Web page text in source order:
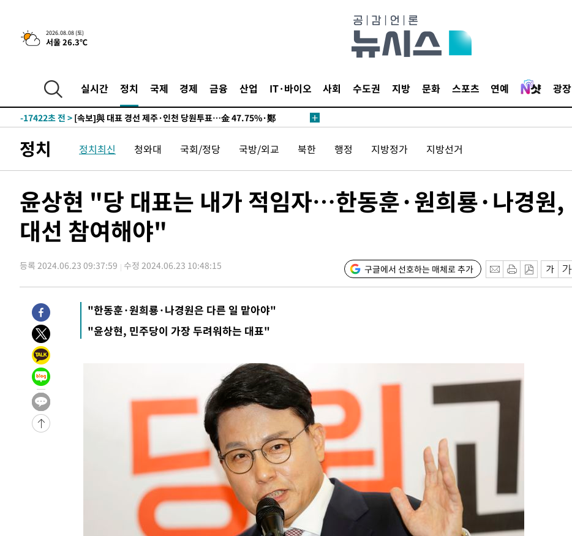
2026.08.08 (토)
서울 26.3℃
실시간 정치 국제 경제 금융 산업 IT·바이오 사회 수도권 지방 문화 스포츠 연예 광장
9시간 전 >[속보]뉴욕증시 상승 마감…S&P 0.6% 나스닥 1.3%↑
-18187초 전 >
[속보]與최고위원 제주·인천 순회경선…박선원·최민희·서미화·
한민수·김용 순
-18140초 전 >
청래 44.56%
-17422초 전 > [속보]與 대표 경선 제주·인천 당원투표…金 47.75%·鄭
것"
-16891초 전 >
[속보]與 당대표 경선, 제주·인천 권리당원 투표 김민석 승리
-10665초 전 >낮 최고 35도 '무더위'…동해안 시간당 30㎜ '강한 비'[내일날씨]
레티코 이적"
-9717초 전 >수도권 40도 육박 '펄펄'…동해안 일부 지역엔 호의주의보
-8686초 전 >
온열질환 사망자 3명 늘어…누적 환자 3000명 돌파
-2631초 전 >
강릉에 시간당 81.4㎜ 물폭탄…도로 잠기고 담벼락 붕괴
59분 전 > 선재도서 해루질 나섰다 실종 60대, 닷새 만에 숨진 채 발견
1시간 전 >남자 농구, 나고야 아시안게임서 '홈팀' 일본과 한일전
1시간 전 >
여수 오동도 해상서 모터보트 전복…1명 사망·1명 실종
2시간 전 >
극한폭염 한풀 꺾이지만…'낮 최고 35도' 무더위, 열대야 계속[다음주
날씨]
3시간 전 >
축구협회 "압수수색·성접대 논란 사과…쇄신의 기회로 삼겠다"
4시간 전 >
7시간 전 >
'최고 37도' 폭염 지속…강원동해안 최대 150㎜ 비
9시간 전 >
[속보]뉴욕증시 상승 마감…S&P 0.6% 나스닥 1.3%↑
-27140초 전 >
이란 "호르무즈 재개방 합의 근접…美 배상 선행돼야"
-18187초 전 >
[속보]與최고위원 제주·인천 순회경선…박선원·최민희·서미화·
[속보]김민석, 與 전대 당원투표 누적 득표율 45.42%로 1위… 정
[속보]與 대표 경선 제주·인천 당원투표…金 47.75%·鄭
이강인 "아틀레티코 이적 기뻐…등번호 7번 의미보단 팀 위해 뛸
[속보]與 당대표 경선, 제주·인천 권리당원 투표 김민석 승리
낮 최고 35도 '무더위'…동해안 시간당 30㎜ '강한 비'[내일날씨]
[속보]이강인 "감독님이 원하는 마음 느꼈고, 많은 트로피 원해 아틀
정치 정치최신 청와대 국회/정당 국방/외교 북한 행정 지방정가 지방선거
윤상현 "당 대표는 내가 적임자…한동훈·원희룡·나경원,
대선 참여해야"
등록 2024.06.23 09:37:59 수정 2024.06.23 10:48:15 구글에서 선호하는 매체로 추가
"한동훈·원희룡·나경원은 다른 일 맡아야"
"윤상현, 민주당이 가장 두려워하는 대표"